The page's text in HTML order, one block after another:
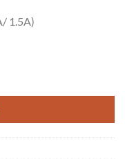
1.5A)